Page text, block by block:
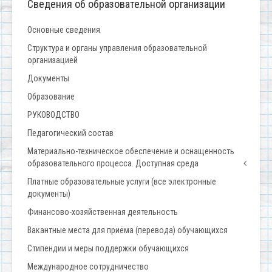
Сведения об образовательной организации
Основные сведения
Структура и органы управления образовательной
организацией
Документы
Образование
РУКОВОДСТВО
Педагогический состав
Материально-техническое обеспечение и оснащенность
образовательного процесса. Доступная среда
Платные образовательные услуги (все электронные
документы)
Финансово-хозяйственная деятельность
Вакантные места для приёма (перевода) обучающихся
Стипендии и меры поддержки обучающихся
Международное сотрудничество